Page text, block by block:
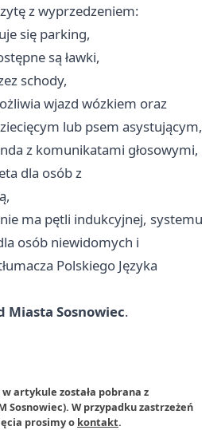
z wyprzedzeniem:
się parking,
są ławki,
schody,
wjazd wózkiem oraz
lub psem asystującym,
z komunikatami głosowymi,
dla osób z
ma pętli indukcyjnej, systemu
osób niewidomych i
Polskiego Języka
Miasta Sosnowiec.
artykule została pobrana z
Sosnowiec). W przypadku zastrzeżeń
prosimy o kontakt.